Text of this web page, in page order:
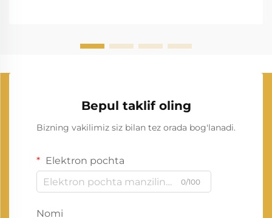
Bepul taklif oling
Bizning vakilimiz siz bilan tez orada bog'lanadi.
Elektron pochta
0/100
Nomi